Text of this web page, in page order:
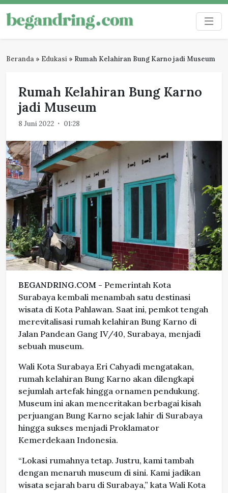
Skip
to
content
Begandring
Menjaga ingatan untuk masa depan
Beranda » Edukasi » Rumah Kelahiran Bung Karno jadi Museum
Rumah Kelahiran Bung Karno
jadi Museum
8 Juni 2022 01:28
BEGANDRING.COM - Pemerintah Kota
Surabaya kembali menambah satu destinasi
wisata di Kota Pahlawan. Saat ini, pemkot tengah
merevitalisasi rumah kelahiran Bung Karno di
Jalan Pandean Gang IV/40, Surabaya, menjadi
sebuah museum.
Wali Kota Surabaya Eri Cahyadi mengatakan,
rumah kelahiran Bung Karno akan dilengkapi
sejumlah artefak hingga ornamen pendukung.
Museum ini akan menceritakan berbagai kisah
perjuangan Bung Karno sejak lahir di Surabaya
hingga sukses menjadi Proklamator
Kemerdekaan Indonesia.
“Lokasi rumahnya tetap. Justru, kami tambah
dengan menaruh museum di sini. Kami jadikan
wisata sejarah baru di Surabaya,” kata Wali Kota